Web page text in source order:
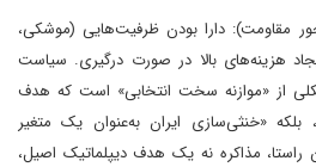
مقاومت): دارا بودن ظرفیت‌هایی (موشکی،
هزینه‌های بالا در صورت درگیری. سیاست
از «موازنه سخت انتخابی» است که هدف
بلکه «خنثی‌سازی ایران به‌عنوان یک متغیر
مذاکره نه یک هدف دیپلماتیک اصیل،